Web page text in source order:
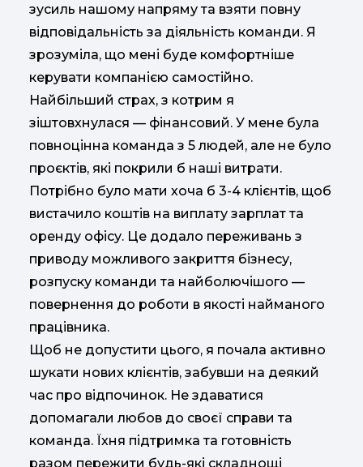
зусиль нашому напряму та взяти повну
відповідальність за діяльність команди. Я
зрозуміла, що мені буде комфортніше
керувати компанією самостійно.
Найбільший страх, з котрим я
зіштовхнулася — фінансовий. У мене була
повноцінна команда з 5 людей, але не було
проєктів, які покрили б наші витрати.
Потрібно було мати хоча б 3-4 клієнтів, щоб
вистачило коштів на виплату зарплат та
оренду офісу. Це додало переживань з
приводу можливого закриття бізнесу,
розпуску команди та найболючішого —
повернення до роботи в якості найманого
працівника.
Щоб не допустити цього, я почала активно
шукати нових клієнтів, забувши на деякий
час про відпочинок. Не здаватися
допомагали любов до своєї справи та
команда. Їхня підтримка та готовність
разом пережити будь-які складнощі